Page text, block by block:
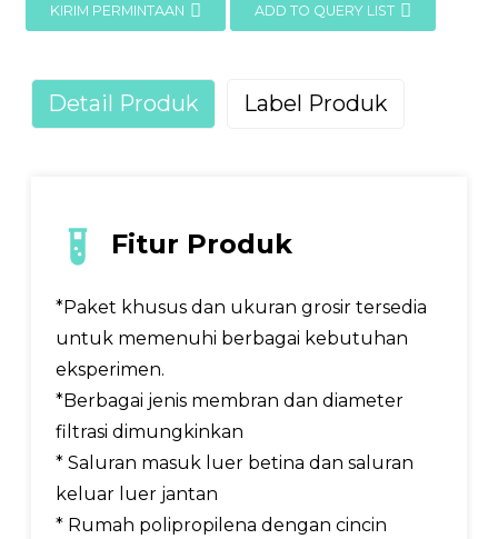
KIRIM PERMINTAAN ADD TO QUERY LIST
Detail Produk Label Produk
Fitur Produk
*Paket khusus dan ukuran grosir tersedia
untuk memenuhi berbagai kebutuhan
eksperimen.
*Berbagai jenis membran dan diameter
filtrasi dimungkinkan
* Saluran masuk luer betina dan saluran
keluar luer jantan
* Rumah polipropilena dengan cincin